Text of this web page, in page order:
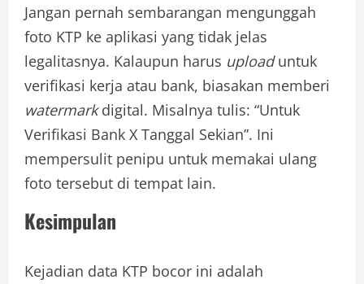
Jangan pernah sembarangan mengunggah
foto KTP ke aplikasi yang tidak jelas
legalitasnya. Kalaupun harus uploaduntuk
verifikasi kerja atau bank, biasakan memberi
watermarkdigital. Misalnya tulis: “Untuk
Verifikasi Bank X Tanggal Sekian”. Ini
mempersulit penipu untuk memakai ulang
foto tersebut di tempat lain.
Kesimpulan
Kejadian data KTP bocor ini adalah